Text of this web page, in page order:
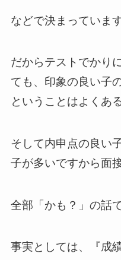
などで決まっていま
だからテストでかり
ても、印象の良い子
ということはよくある
そして内申点の良い
子が多いですから面
全部「かも？」の話
事実としては、『成